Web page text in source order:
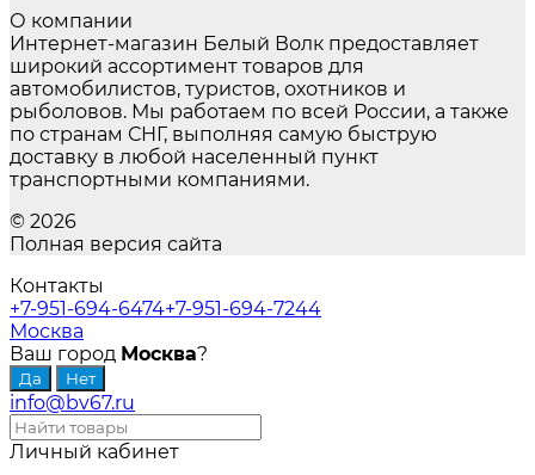
О компании
Интернет-магазин Белый Волк предоставляет
широкий ассортимент товаров для
автомобилистов, туристов, охотников и
рыболовов. Мы работаем по всей России, а также
по странам СНГ, выполняя самую быструю
доставку в любой населенный пункт
транспортными компаниями.
© 2026
Полная версия сайта
Контакты
+7-951-694-6474+7-951-694-7244
Москва
Ваш город Москва?
info@bv67.ru
Личный кабинет